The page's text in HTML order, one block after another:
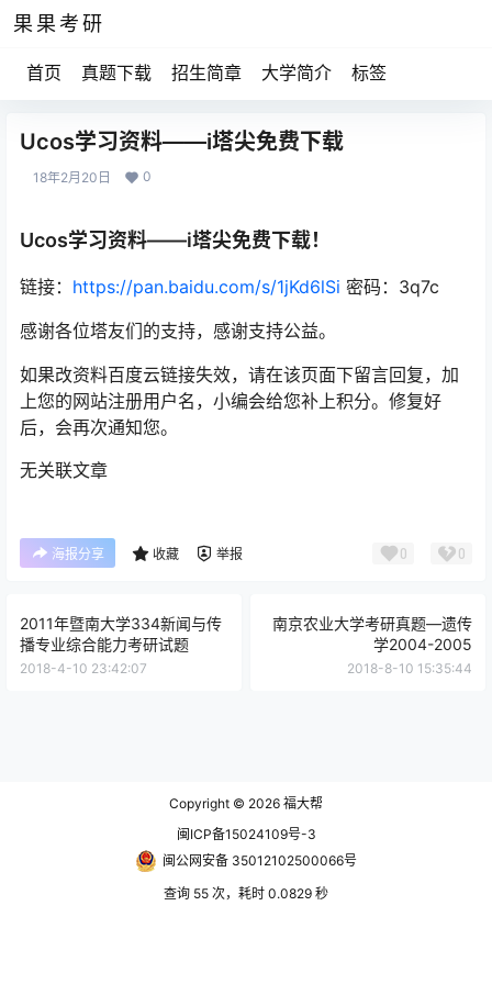
果果考研
首页 真题下载 招生简章 大学简介 标签
Ucos学习资料——i塔尖免费下载
18年2月20日 0
Ucos学习资料——i塔尖免费下载！
链接： https://pan.baidu.com/s/1jKd6lSi 密码：3q7c
感谢各位塔友们的支持，感谢支持公益。
如果改资料百度云链接失效，请在该页面下留言回复，加
上您的网站注册用户名，小编会给您补上积分。修复好
后，会再次通知您。
无关联文章
海报分享 收藏 举报 0 0
2011年暨南大学334新闻与传
播专业综合能力考研试题
2018-4-10 23:42:07
南京农业大学考研真题—遗传
学2004-2005
2018-8-10 15:35:44
Copyright © 2026 福大帮
闽ICP备15024109号-3
闽公网安备 35012102500066号
查询 55 次，耗时 0.0829 秒